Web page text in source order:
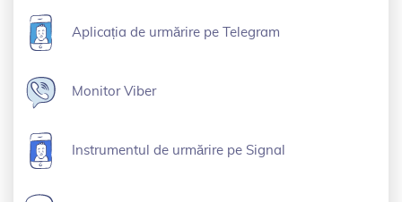
Aplicația de urmărire pe Telegram
Monitor Viber
Instrumentul de urmărire pe Signal